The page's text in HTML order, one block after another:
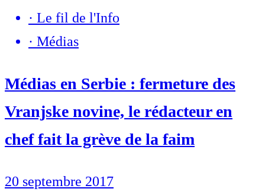
· Le fil de l'Info
· Médias
Médias en Serbie : fermeture des
Vranjske novine, le rédacteur en
chef fait la grève de la faim
20 septembre 2017